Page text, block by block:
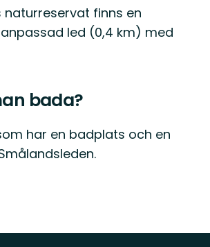
naturreservat finns en
led (0,4 km) med
bada?
har en badplats och en